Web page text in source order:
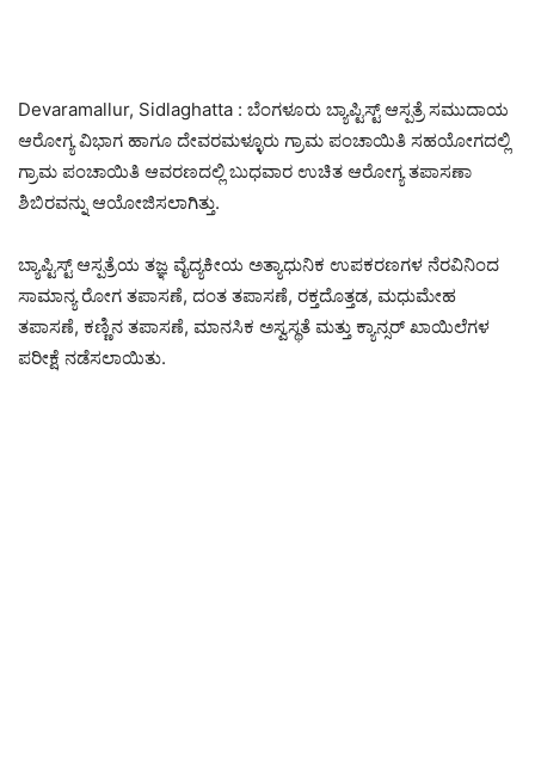
Devaramallur, Sidlaghatta : ಬೆಂಗಳೂರು ಬ್ಯಾಪ್ಟಿಸ್ಟ್ ಆಸ್ಪತ್ರೆ ಸಮುದಾಯ
ಆರೋಗ್ಯ ವಿಭಾಗ ಹಾಗೂ ದೇವರಮಳ್ಳೂರು ಗ್ರಾಮ ಪಂಚಾಯಿತಿ ಸಹಯೋಗದಲ್ಲಿ
ಗ್ರಾಮ ಪಂಚಾಯಿತಿ ಆವರಣದಲ್ಲಿ ಬುಧವಾರ ಉಚಿತ ಆರೋಗ್ಯ ತಪಾಸಣಾ
ಶಿಬಿರವನ್ನು ಆಯೋಜಿಸಲಾಗಿತ್ತು.
ಬ್ಯಾಪ್ಟಿಸ್ಟ್ ಆಸ್ಪತ್ರೆಯ ತಜ್ಞ ವೈದ್ಯಕೀಯ ಅತ್ಯಾಧುನಿಕ ಉಪಕರಣಗಳ ನೆರವಿನಿಂದ
ಸಾಮಾನ್ಯ ರೋಗ ತಪಾಸಣೆ, ದಂತ ತಪಾಸಣೆ, ರಕ್ತದೊತ್ತಡ, ಮಧುಮೇಹ
ತಪಾಸಣೆ, ಕಣ್ಣಿನ ತಪಾಸಣೆ, ಮಾನಸಿಕ ಅಸ್ವಸ್ಥತೆ ಮತ್ತು ಕ್ಯಾನ್ಸರ್ ಖಾಯಿಲೆಗಳ
ಪರೀಕ್ಷೆ ನಡೆಸಲಾಯಿತು.